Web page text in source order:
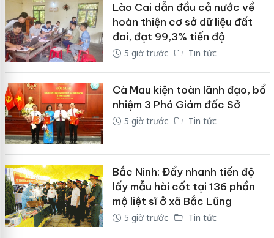
Lào Cai dẫn đầu cả nước về
hoàn thiện cơ sở dữ liệu đất
đai, đạt 99,3% tiến độ
5 giờ trước Tin tức
Cà Mau kiện toàn lãnh đạo, bổ
nhiệm 3 Phó Giám đốc Sở
5 giờ trước Tin tức
Bắc Ninh: Đẩy nhanh tiến độ
lấy mẫu hài cốt tại 136 phần
mộ liệt sĩ ở xã Bắc Lũng
5 giờ trước Tin tức